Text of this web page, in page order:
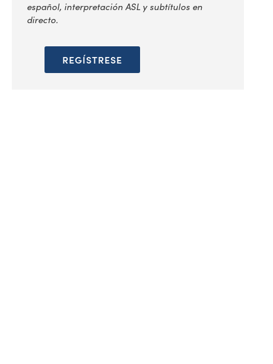
español, interpretación ASL y subtítulos en
directo.
REGÍSTRESE